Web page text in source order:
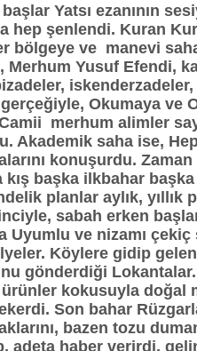
Yatsı ezanının
hep şenlendi. Kuran
bölgeye ve manevi
Merhum Yusuf Efendi,
iskenderzadeler,
Okumaya ve
merhum alimler
Akademik saha ise,
konuşurdu.
başka ilkbahar
planlar aylık, yıllık
sabah erken
Uyumlu ve nizamı çekiç
Köylere gidip
gönderdiği
kokusuyla doğal
Son bahar
bazen tozu
adeta haber verirdi,